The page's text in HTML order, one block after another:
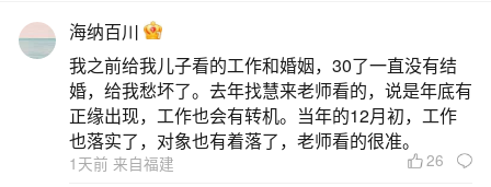
题，但是小问题不注意可能会引起大麻烦，下面就
这个问题给大家做一些解读：
一、梦见和尚做法事的预兆
1、梦见和尚做法事的预兆承父祖之余德，得长
海纳百川
我之前给我儿子看的工作和婚姻，30了一直没有结
婚，给我愁坏了。去年找慧来老师看的，说是年底有
正缘出现，工作也会有转机。当年的12月初，工作
也落实了，对象也有着落了，老师看的很准。
1天前 来自福建 26